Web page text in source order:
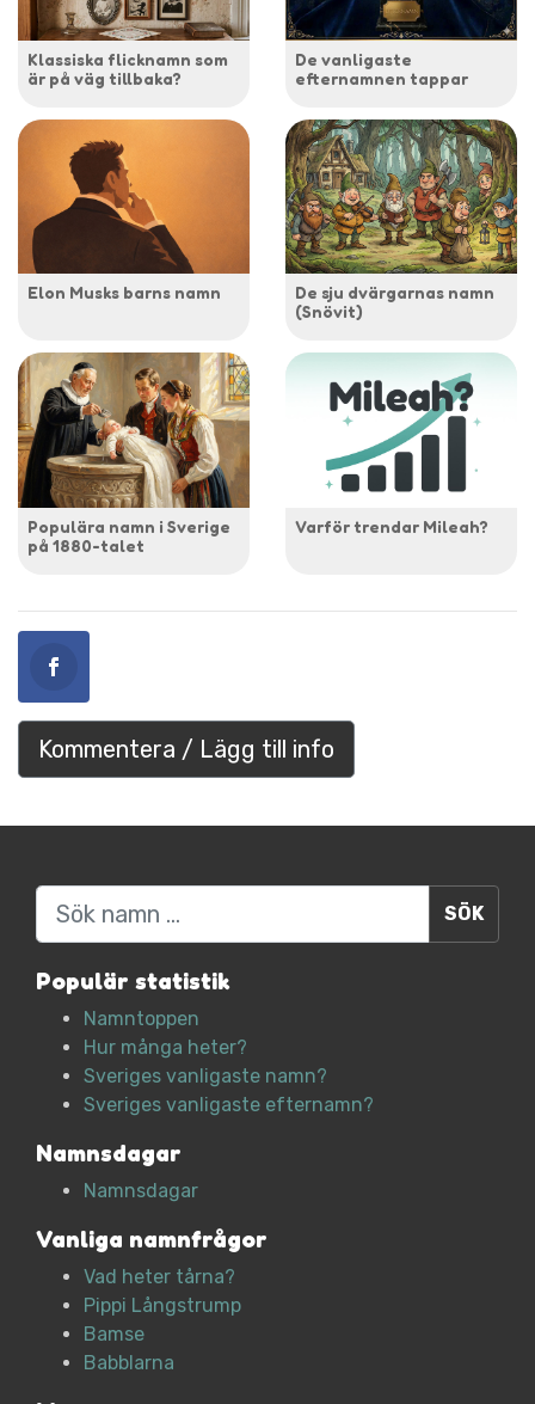
Klassiska flicknamn som
är på väg tillbaka?
De vanligaste
efternamnen tappar
Elon Musks barns namn
De sju dvärgarnas namn
(Snövit)
Populära namn i Sverige
på 1880-talet
Varför trendar Mileah?
Kommentera / Lägg till info
Sök
Populär statistik
Namntoppen
Hur många heter?
Sveriges vanligaste namn?
Sveriges vanligaste efternamn?
Namnsdagar
Namnsdagar
Vanliga namnfrågor
Vad heter tårna?
Pippi Långstrump
Bamse
Babblarna